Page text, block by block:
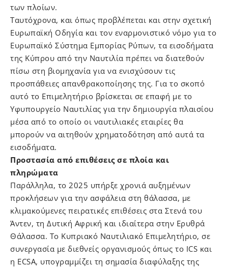
των πλοίων.
Ταυτόχρονα, και όπως προβλέπεται και στην σχετική
Ευρωπαϊκή Οδηγία και τον εναρμονιστικό νόμο για το
Ευρωπαϊκό Σύστημα Εμπορίας Ρύπων, τα εισοδήματα
της Κύπρου από την Ναυτιλία πρέπει να διατεθούν
πίσω στη βιομηχανία για να ενισχύσουν τις
προσπάθειες απανθρακοποίησης της. Για το σκοπό
αυτό το Επιμελητήριο βρίσκεται σε επαφή με το
Υφυπουργείο Ναυτιλίας για την δημιουργία πλαισίου
μέσα από το οποίο οι ναυτιλιακές εταιρίες θα
μπορούν να αιτηθούν χρηματοδότηση από αυτά τα
εισοδήματα.
Προστασία από επιθέσεις σε πλοία και
πληρώματα
Παράλληλα, το 2025 υπήρξε χρονιά αυξημένων
προκλήσεων για την ασφάλεια στη θάλασσα, με
κλιμακούμενες πειρατικές επιθέσεις στα Στενά του
Άντεν, τη Δυτική Αφρική και ιδιαίτερα στην Ερυθρά
Θάλασσα. Το Κυπριακό Ναυτιλιακό Επιμελητήριο, σε
συνεργασία με διεθνείς οργανισμούς όπως το ICS και
η ECSA, υπογραμμίζει τη σημασία διαφύλαξης της